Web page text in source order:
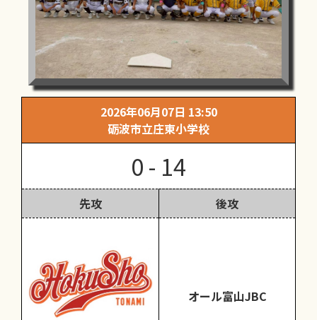
2026年06月07日 13:50
砺波市立庄東小学校
0 - 14
先攻 後攻
オール富山JBC